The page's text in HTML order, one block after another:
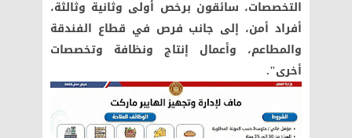
التخصصات، سائقون برخص أولى وثانية وثالثة،
أفراد أمن، إلى جانب فرص في قطاع الفندقة
والمطاعم، وأعمال إنتاج ونظافة وتخصصات
أخرى".